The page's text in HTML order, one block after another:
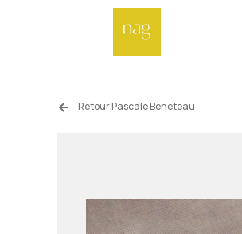
Retour Pascale Beneteau